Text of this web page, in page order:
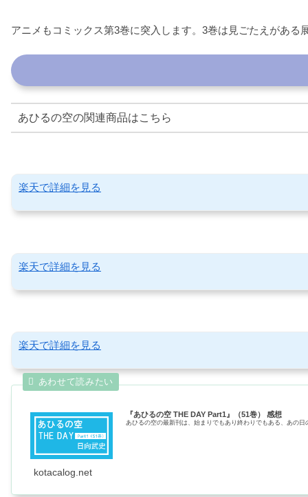
アニメもコミックス第3巻に突入します。3巻は見ごたえがあ
あひるの空の関連商品はこちら
楽天で詳細を見る
楽天で詳細を見る
楽天で詳細を見る
『あひるの空 THE DAY Part1』（51巻） 感想
あひるの空の最新刊は、始まりでもあり終わりでもある、あの
kotacalog.net